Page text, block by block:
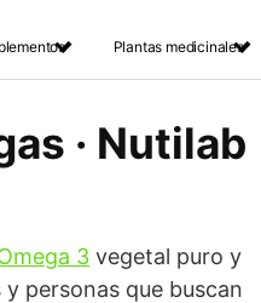
Plantas medicinales
· Nutilab
3 vegetal puro y
personas que buscan